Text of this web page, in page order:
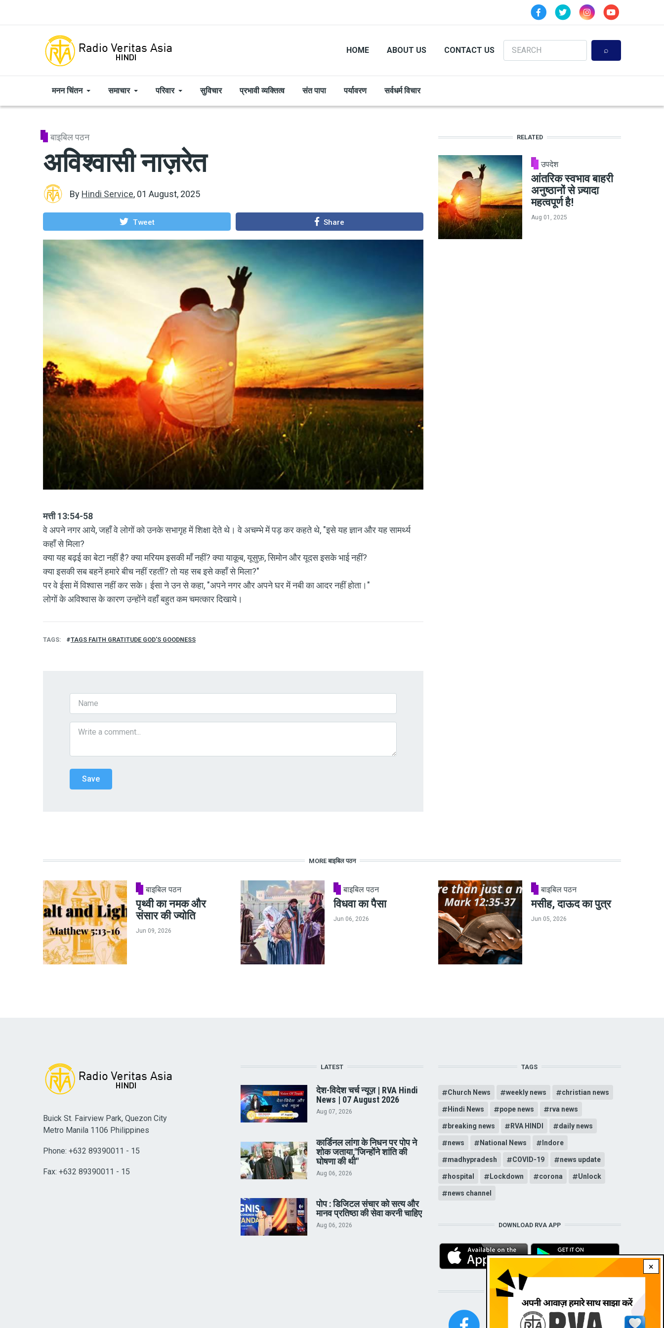
HOME ABOUT US CONTACT US
Search
मनन चिंतन समाचार परिवार सुविचार प्रभावी व्यक्तित्व संत पापा पर्यावरण सर्वधर्म विचार
बाइबिल पठन
अविश्वासी नाज़रेत
By Hindi Service, 01 August, 2025
Tweet Share
मत्ती 13:54-58
वे अपने नगर आये, जहाँ वे लोगों को उनके सभागृह में शिक्षा देते थे। वे अचम्भे में पड़ कर कहते थे, "इसे यह ज्ञान और यह सामर्थ्य
कहाँ से मिला?
क्या यह बढ़ई का बेटा नहीं है? क्या मरियम इसकी माँ नहीं? क्या याकूब, यूसुफ़, सिमोन और यूदस इसके भाई नहीं?
क्या इसकी सब बहनें हमारे बीच नहीं रहतीं? तो यह सब इसे कहाँ से मिला?"
पर वे ईसा में विश्वास नहीं कर सके। ईसा ने उन से कहा, "अपने नगर और अपने घर में नबी का आदर नहीं होता।"
लोगों के अविश्वास के कारण उन्होंने वहाँ बहुत कम चमत्कार दिखाये।
TAGS TAGS FAITH GRATITUDE GOD'S GOODNESS
RELATED
उपदेश
आंतरिक स्वभाव बाहरी
अनुष्ठानों से ज़्यादा
महत्वपूर्ण है!
Aug 01, 2025
MORE बाइबिल पठन
बाइबिल पठन
पृथ्वी का नमक और
संसार की ज्योति
Jun 09, 2026
बाइबिल पठन
विधवा का पैसा
Jun 06, 2026
बाइबिल पठन
मसीह, दाऊद का पुत्र
Jun 05, 2026
×
Buick St. Fairview Park, Quezon City
Metro Manila 1106 Philippines
Phone: +632 89390011 - 15
Fax: +632 89390011 - 15
LATEST
देश-विदेश चर्च न्यूज़ | RVA Hindi
News | 07 August 2026
Aug 07, 2026
कार्डिनल लांगा के निधन पर पोप ने
शोक जताया,"जिन्होंने शांति की
घोषणा की थी"
Aug 06, 2026
पोप : डिजिटल संचार को सत्य और
मानव प्रतिष्ठा की सेवा करनी चाहिए
Aug 06, 2026
TAGS
Church News weekly news christian news
Hindi News pope news rva news
breaking news RVA HINDI daily news
news National News Indore
madhypradesh COVID-19 news update
hospital Lockdown corona Unlock
news channel
DOWNLOAD RVA APP
STAY CONNECTED WITH US!